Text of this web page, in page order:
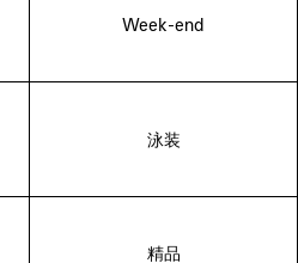
Week-end
泳装
精品